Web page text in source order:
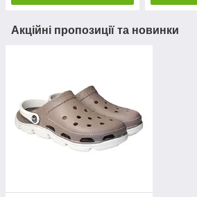
Акційні пропозиції та новинки